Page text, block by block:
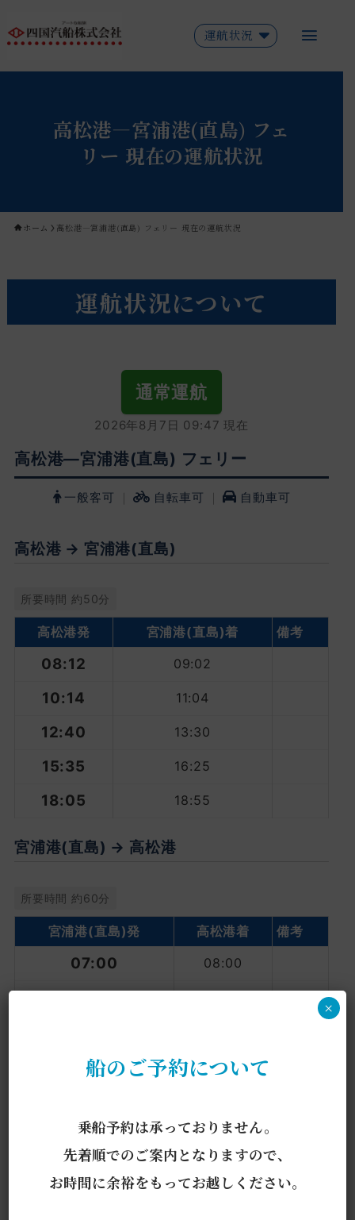
運航状況
高松港―宮浦港(直島) フェ
リー 現在の運航状況
ホーム 高松港―宮浦港(直島) フェリー 現在の運航状況
運航状況について
通常運航
2026年8月7日 09:47 現在
高松港―宮浦港(直島) フェリー
一般客可 ｜ 自転車可 ｜ 自動車可
高松港 → 宮浦港(直島)
所要時間 約50分
高松港発 宮浦港(直島)着 備考
08:12 09:02
10:14 11:04
12:40 13:30
15:35 16:25
18:05 18:55
宮浦港(直島) → 高松港
所要時間 約60分
宮浦港(直島)発 高松港着 備考
07:00 08:00
14:20 15:20
船のご予約について
乗船予約は承っておりません。
先着順でのご案内となりますので、
お時間に余裕をもってお越しください。
×